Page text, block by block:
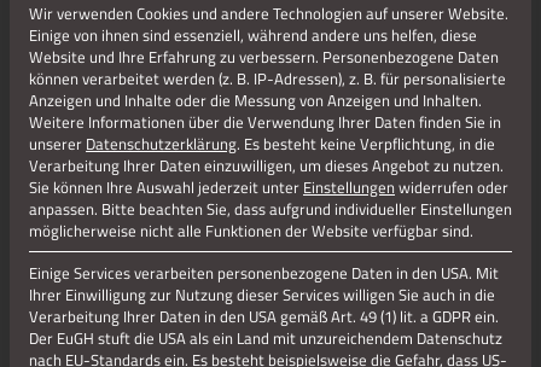
Jetzt teilen
Jetzt teilen
Datenschutz
Wir verwenden Cookies und andere Technologien auf unserer Website.
Einige von ihnen sind essenziell, während andere uns helfen, diese
Website und Ihre Erfahrung zu verbessern. Personenbezogene Daten
können verarbeitet werden (z. B. IP-Adressen), z. B. für personalisierte
Anzeigen und Inhalte oder die Messung von Anzeigen und Inhalten.
Weitere Informationen über die Verwendung Ihrer Daten finden Sie in
unserer Datenschutzerklärung. Es besteht keine Verpflichtung, in die
Verarbeitung Ihrer Daten einzuwilligen, um dieses Angebot zu nutzen.
Sie können Ihre Auswahl jederzeit unter Einstellungen widerrufen oder
anpassen. Bitte beachten Sie, dass aufgrund individueller Einstellungen
möglicherweise nicht alle Funktionen der Website verfügbar sind.
Einige Services verarbeiten personenbezogene Daten in den USA. Mit
Ihrer Einwilligung zur Nutzung dieser Services willigen Sie auch in die
Verarbeitung Ihrer Daten in den USA gemäß Art. 49 (1) lit. a GDPR ein.
Der EuGH stuft die USA als ein Land mit unzureichendem Datenschutz
nach EU-Standards ein. Es besteht beispielsweise die Gefahr, dass US-